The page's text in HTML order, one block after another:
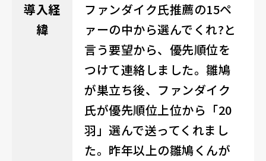
導入経
緯
ファンダイク氏推薦の15ペ
ァーの中から選んでくれ?と
言う要望から、優先順位を
つけて連絡しました。雛鳩
が巣立ち後、ファンダイク
氏が優先順位上位から「20
羽」選んで送ってくれまし
た。昨年以上の雛鳩くんが